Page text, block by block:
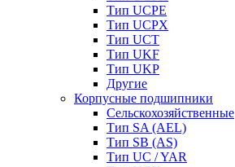
Тип UCPE
Тип UCPX
Тип UCT
Тип UKF
Тип UKP
Другие
Корпусные подшипники
Сельскохозяйственные
Тип SA (AEL)
Тип SB (AS)
Тип UC / YAR